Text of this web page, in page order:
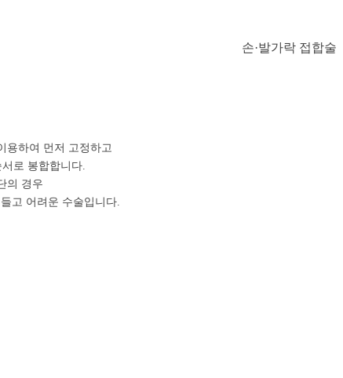
용하여 먼저 고정하고
로 봉합합니다.
의 경우
고 어려운 수술입니다.